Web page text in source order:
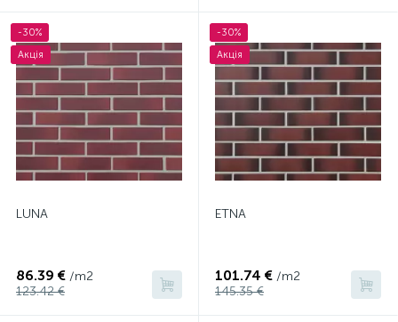
-30%
Акція
LUNA
86.39 € /m2
123.42 €
-30%
Акція
ETNA
101.74 € /m2
145.35 €